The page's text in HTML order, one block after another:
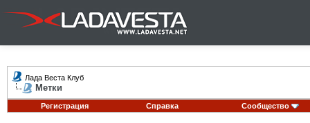
Лада Веста Клуб
Метки
Регистрация Справка Сообщество